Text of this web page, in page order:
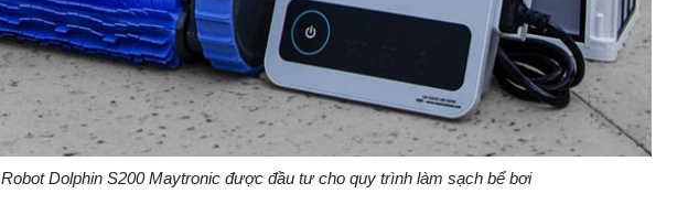
Robot Dolphin S200 Maytronic được đầu tư cho quy trình làm sạch bể bơi